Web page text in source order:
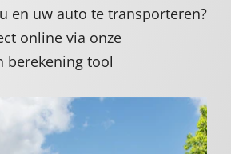
en uw auto te transporteren?
online via onze
berekening tool